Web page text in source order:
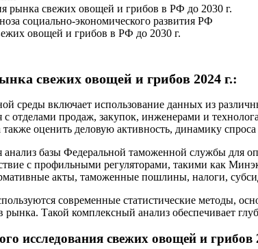
рынка свежих овощей и грибов в РФ до 2030 г.
социально-экономического развития РФ
овощей и грибов в РФ до 2030 г.
свежих овощей и грибов 2024 г.:
среды включает использование данных из
с отделами продаж, закупок, инженерами и
оценить деловую активность, динамику
анализ базы Федеральной таможенной службы для
с профильными регуляторами, такими как
акты, таможенные пошлины, налоги,
современные статистические методы,
рынка. Такой комплексный анализ обеспечивает
исследования свежих овощей и грибов